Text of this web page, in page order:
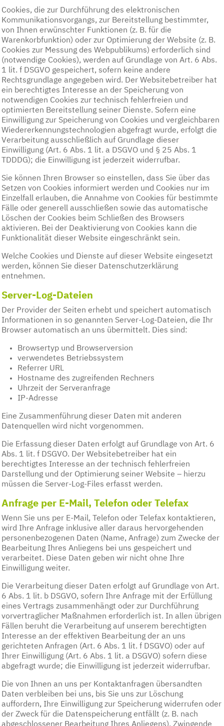
Cookies, die zur Durchführung des elektronischen
Kommunikationsvorgangs, zur Bereitstellung bestimmter,
von Ihnen erwünschter Funktionen (z. B. für die
Warenkorbfunktion) oder zur Optimierung der Website (z. B.
Cookies zur Messung des Webpublikums) erforderlich sind
(notwendige Cookies), werden auf Grundlage von Art. 6 Abs.
1 lit. f DSGVO gespeichert, sofern keine andere
Rechtsgrundlage angegeben wird. Der Websitebetreiber hat
ein berechtigtes Interesse an der Speicherung von
notwendigen Cookies zur technisch fehlerfreien und
optimierten Bereitstellung seiner Dienste. Sofern eine
Einwilligung zur Speicherung von Cookies und vergleichbaren
Wiedererkennungstechnologien abgefragt wurde, erfolgt die
Verarbeitung ausschließlich auf Grundlage dieser
Einwilligung (Art. 6 Abs. 1 lit. a DSGVO und § 25 Abs. 1
TDDDG); die Einwilligung ist jederzeit widerrufbar.
Sie können Ihren Browser so einstellen, dass Sie über das
Setzen von Cookies informiert werden und Cookies nur im
Einzelfall erlauben, die Annahme von Cookies für bestimmte
Fälle oder generell ausschließen sowie das automatische
Löschen der Cookies beim Schließen des Browsers
aktivieren. Bei der Deaktivierung von Cookies kann die
Funktionalität dieser Website eingeschränkt sein.
Welche Cookies und Dienste auf dieser Website eingesetzt
werden, können Sie dieser Datenschutzerklärung
entnehmen.
Server-Log-Dateien
Der Provider der Seiten erhebt und speichert automatisch
Informationen in so genannten Server-Log-Dateien, die Ihr
Browser automatisch an uns übermittelt. Dies sind:
Browsertyp und Browserversion
verwendetes Betriebssystem
Referrer URL
Hostname des zugreifenden Rechners
Uhrzeit der Serveranfrage
IP-Adresse
Eine Zusammenführung dieser Daten mit anderen
Datenquellen wird nicht vorgenommen.
Die Erfassung dieser Daten erfolgt auf Grundlage von Art. 6
Abs. 1 lit. f DSGVO. Der Websitebetreiber hat ein
berechtigtes Interesse an der technisch fehlerfreien
Darstellung und der Optimierung seiner Website – hierzu
müssen die Server-Log-Files erfasst werden.
Anfrage per E-Mail, Telefon oder Telefax
Wenn Sie uns per E-Mail, Telefon oder Telefax kontaktieren,
wird Ihre Anfrage inklusive aller daraus hervorgehenden
personenbezogenen Daten (Name, Anfrage) zum Zwecke der
Bearbeitung Ihres Anliegens bei uns gespeichert und
verarbeitet. Diese Daten geben wir nicht ohne Ihre
Einwilligung weiter.
Die Verarbeitung dieser Daten erfolgt auf Grundlage von Art.
6 Abs. 1 lit. b DSGVO, sofern Ihre Anfrage mit der Erfüllung
eines Vertrags zusammenhängt oder zur Durchführung
vorvertraglicher Maßnahmen erforderlich ist. In allen übrigen
Fällen beruht die Verarbeitung auf unserem berechtigten
Interesse an der effektiven Bearbeitung der an uns
gerichteten Anfragen (Art. 6 Abs. 1 lit. f DSGVO) oder auf
Ihrer Einwilligung (Art. 6 Abs. 1 lit. a DSGVO) sofern diese
abgefragt wurde; die Einwilligung ist jederzeit widerrufbar.
Die von Ihnen an uns per Kontaktanfragen übersandten
Daten verbleiben bei uns, bis Sie uns zur Löschung
auffordern, Ihre Einwilligung zur Speicherung widerrufen oder
der Zweck für die Datenspeicherung entfällt (z. B. nach
abgeschlossener Bearbeitung Ihres Anliegens). Zwingende